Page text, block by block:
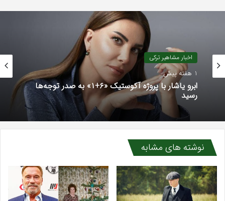
اخبار مشاهیر ترکی
1 هفته پیش
ابرو یاشار با پروژه آکوستیک «۶+۱» به صدر توجه‌ها
رسید
نوشته های مشابه